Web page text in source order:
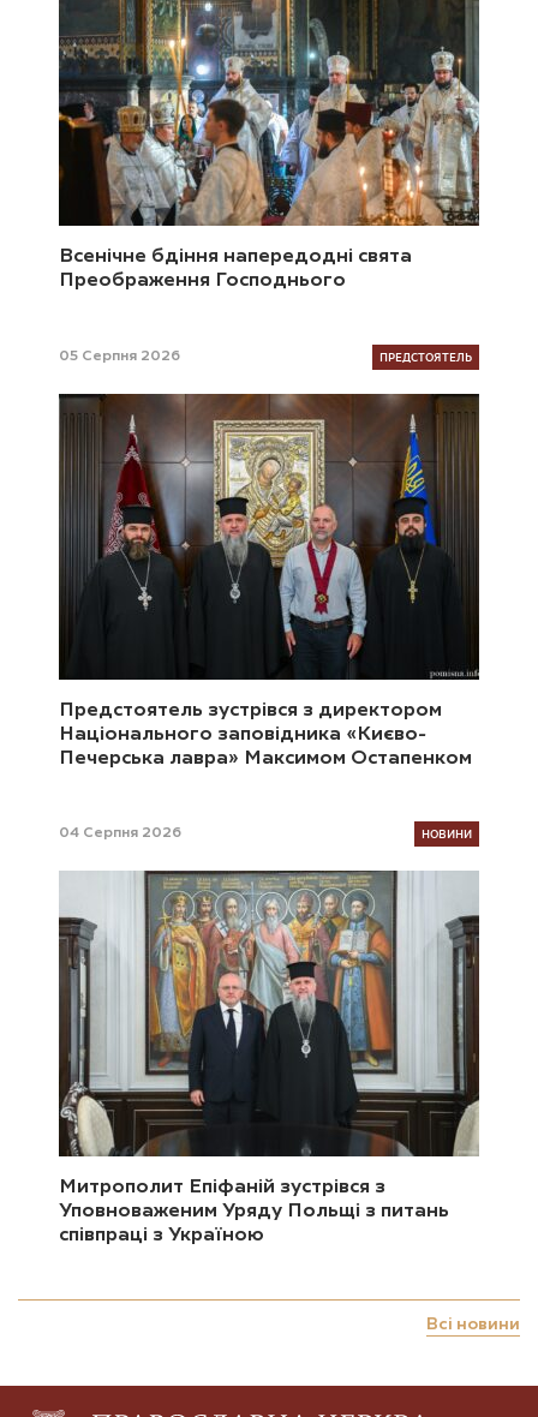
Всенічне бдіння напередодні свята
Преображення Господнього
05 Серпня 2026 ПРЕДСТОЯТЕЛЬ
Предстоятель зустрівся з директором
Національного заповідника «Києво-
Печерська лавра» Максимом Остапенком
04 Серпня 2026 НОВИНИ
Митрополит Епіфаній зустрівся з
Уповноваженим Уряду Польщі з питань
співпраці з Україною
Всі новини